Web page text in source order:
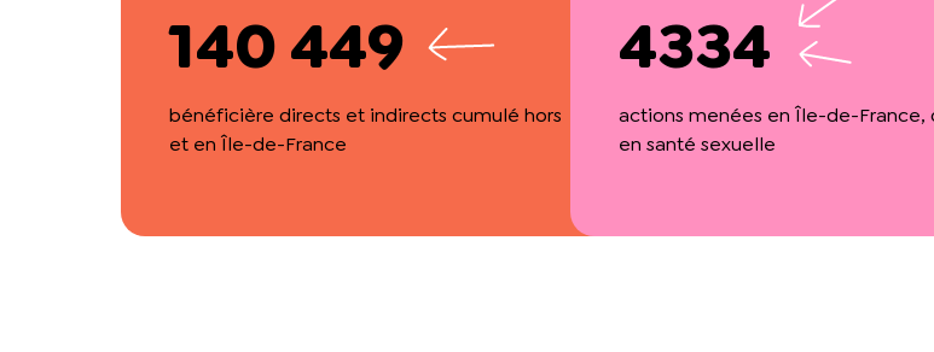
140 449
bénéficière directs et indirects cumulé hors
et en Île-de-France
4334
actions menées en Île-de-France,
en santé sexuelle